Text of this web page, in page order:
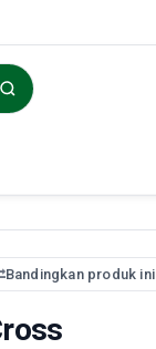
Bandingkan produk ini